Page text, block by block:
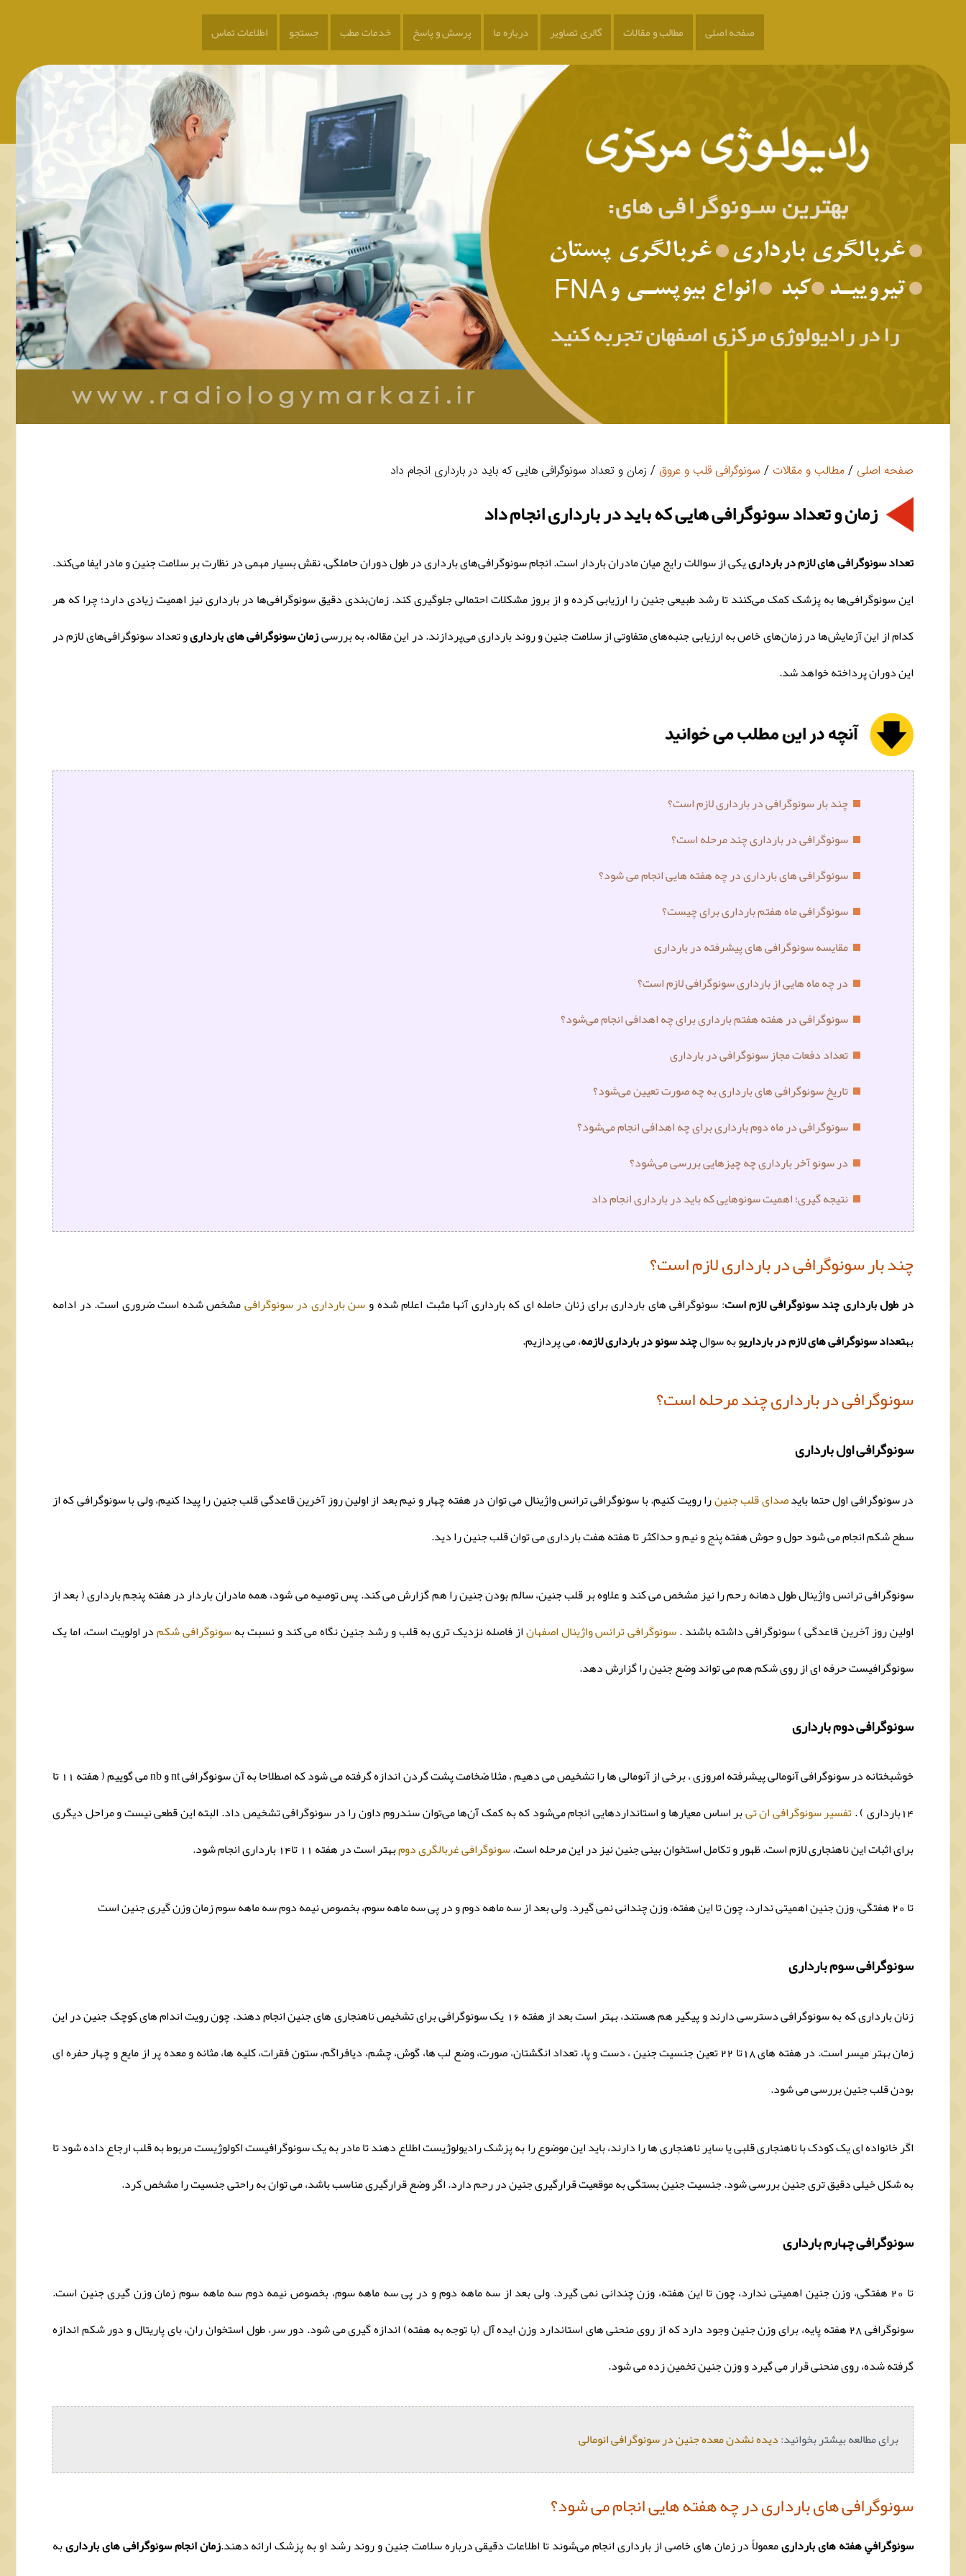
صفحه اصلی مطالب و مقالات گالری تصاویر درباره ما پرسش و پاسخ خدمات مطب جستجو اطلاعات تماس
صفحه اصلی / مطالب و مقالات / سونوگرافی قلب و عروق / زمان و تعداد سونوگرافی هایی که باید در بارداری انجام داد
زمان و تعداد سونوگرافی هایی که باید در بارداری انجام داد
تعداد سونوگرافی های لازم در باردارییکی از سوالات رایج میان مادران باردار است. انجام سونوگرافی‌های بارداری در طول دوران حاملگی، نقش بسیار مهمی در نظارت بر سلامت جنین و مادر ایفا می‌کند.
این سونوگرافی‌ها به پزشک کمک می‌کنند تا رشد طبیعی جنین را ارزیابی کرده و از بروز مشکلات احتمالی جلوگیری کند. زمان‌بندی دقیق سونوگرافی‌ها در بارداری نیز اهمیت زیادی دارد؛ چرا که هر
کدام از این آزمایش‌ها در زمان‌های خاص به ارزیابی جنبه‌های متفاوتی از سلامت جنین و روند بارداری می‌پردازند. در این مقاله، به بررسیزمان سونوگرافی های بارداریو تعداد سونوگرافی‌های لازم در
این دوران پرداخته خواهد شد.
چند بار سونوگرافی در بارداری لازم است؟
سونوگرافی در بارداری چند مرحله است؟
سونوگرافی های بارداری در چه هفته هایی انجام می شود؟
سونوگرافی ماه هفتم بارداری برای چیست؟
مقایسه سونوگرافی های پیشرفته در بارداری
در چه ماه هایی از بارداری سونوگرافی لازم است؟
سونوگرافی در هفته هفتم بارداری برای چه اهدافی انجام می‌شود؟
تعداد دفعات مجاز سونوگرافی در بارداری
تاریخ سونوگرافی های بارداری به چه صورت تعیین می‌شود؟
سونوگرافی در ماه دوم بارداری برای چه اهدافی انجام می‌شود؟
در سونو آخر بارداری چه چیزهایی بررسی می‌شود؟
نتیجه‌ گیری؛ اهمیت سونوهایی که باید در بارداری انجام داد
چند بار سونوگرافی در بارداری لازم است؟
در طول بارداری چند سونوگرافی لازم است: سونوگرافی های بارداری برای زنان حامله ای که بارداری آنها مثبت اعلام شده وسن بارداری در سونوگرافیمشخص شده است ضروری است. در ادامه
بهتعداد سونوگرافی های لازم در بارداریو به سوالچند سونو در بارداری لازمه، می پردازیم.
سونوگرافی در بارداری چند مرحله است؟
سونوگرافی اول بارداری
در سونوگرافی اول حتما بایدصدای قلب جنینرا رویت کنیم. با سونوگرافی ترانس واژینال می توان در هفته چهار و نیم بعد از اولین روز آخرین قاعدگی قلب جنین را پیدا کنیم، ولی با سونوگرافی که از
سطح شکم انجام می شود حول و حوش هفته پنج و نیم و حداکثر تا هفته هفت بارداری می توان قلب جنین را دید.
سونوگرافی ترانس واژینال طول دهانه رحم را نیز مشخص می کند و علاوه بر قلب جنین، سالم بودن جنین را هم گزارش می کند. پس توصیه می شود، همه مادران باردار در هفته پنجم بارداری ( بعد از
اولین روز آخرین قاعدگی ) سونوگرافی داشته باشند .سونوگرافی ترانس واژینال اصفهاناز فاصله نزدیک تری به قلب و رشد جنین نگاه می کند و نسبت بهسونوگرافی شکمدر اولویت است، اما یک
سونوگرافیست حرفه ای از روی شکم هم می تواند وضع جنین را گزارش دهد.
سونوگرافی دوم بارداری
خوشبختانه در سونوگرافی آنومالی پیشرفته امروزی ، برخی از آنومالی ها را تشخیص می دهیم ، مثلا ضخامت پشت گردن اندازه گرفته می شود که اصطلاحا به آن سونوگرافی nt و nb می گوییم ( هفته 11 تا
14بارداری ) .
تفسیر سونوگرافی ان تیبر اساس معیارها و استانداردهایی انجام می‌شود که به کمک آن‌ها می‌توان سندروم داون را در سونوگرافی تشخیص داد. البته این قطعی نیست و مراحل دیگری
برای اثبات این ناهنجاری لازم است. ظهور و تکامل استخوان بینی جنین نیز در این مرحله است.سونوگرافی غربالگری دومبهتر است در هفته 11 تا14 بارداری انجام شود.
تا 20 هفتگی، وزن جنین اهمیتی ندارد، چون تا این هفته، وزن چندانی نمی گیرد. ولی بعد از سه ماهه دوم و در پی سه ماهه سوم، بخصوص نیمه دوم سه ماهه سوم زمان وزن گیری جنین است
سونوگرافی سوم بارداری
زنان بارداری که به سونوگرافی دسترسی دارند و پیگیر هم هستند، بهتر است بعد از هفته 16 یک سونوگرافی برای تشخیص ناهنجاری های جنین انجام دهند. چون رویت اندام های کوچک جنین در این
زمان بهتر میسر است. در هفته های 18تا 22 تعین جنسیت جنین ، دست و پا، تعداد انگشتان، صورت، وضع لب ها، گوش، چشم، دیافراگم، ستون فقرات، کلیه ها، مثانه و معده پر از مایع و چهار حفره ای
بودن قلب جنین بررسی می شود.
اگر خانواده ای یک کودک با ناهنجاری قلبی یا سایر ناهنجاری ها را دارند، باید این موضوع را به پزشک رادیولوژیست اطلاع دهند تا مادر به یک سونوگرافیست اکولوژیست مربوط به قلب ارجاع داده شود تا
به شکل خیلی دقیق تری جنین بررسی شود. جنسیت جنین بستگی به موقعیت قرارگیری جنین در رحم دارد. اگر وضع قرارگیری مناسب باشد، می توان به راحتی جنسیت را مشخص کرد.
سونوگرافی چهارم بارداری
تا 20 هفتگی، وزن جنین اهمیتی ندارد، چون تا این هفته، وزن چندانی نمی گیرد. ولی بعد از سه ماهه دوم و در پی سه ماهه سوم، بخصوص نیمه دوم سه ماهه سوم زمان وزن گیری جنین است.
سونوگرافی 28 هفته پایه، برای وزن جنین وجود دارد که از روی منحنی های استاندارد وزن ایده آل (با توجه به هفته) اندازه گیری می شود. دور سر، طول استخوان ران، بای پاریتال و دور شکم اندازه
گرفته شده، روی منحنی قرار می گیرد و وزن جنین تخمین زده می شود.
برای مطالعه بیشتر بخوانید:دیده نشدن معده جنین در سونوگرافی انومالی
سونوگرافی های بارداری در چه هفته هایی انجام می شود؟
سونوگرافي هفته های بارداریمعمولاً در زمان های خاصی از بارداری انجام می‌شوند تا اطلاعات دقیقی درباره سلامت جنین و روند رشد او به پزشک ارائه دهند.زمان انجام سونوگرافی های بارداریبه